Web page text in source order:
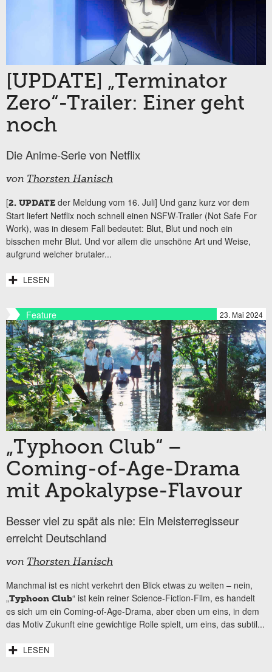
[UPDATE] „Terminator
Zero“-Trailer: Einer geht
noch
Die Anime-Serie von Netflix
von Thorsten Hanisch
[2. UPDATE der Meldung vom 16. Juli] Und ganz kurz vor dem
Start liefert Netflix noch schnell einen NSFW-Trailer (Not Safe For
Work), was in diesem Fall bedeutet: Blut, Blut und noch ein
bisschen mehr Blut. Und vor allem die unschöne Art und Weise,
aufgrund welcher brutaler...
LESEN
Feature 23. Mai 2024
„Typhoon Club“ –
Coming-of-Age-Drama
mit Apokalypse-Flavour
Besser viel zu spät als nie: Ein Meisterregisseur
erreicht Deutschland
von Thorsten Hanisch
Manchmal ist es nicht verkehrt den Blick etwas zu weiten – nein,
„Typhoon Club“ ist kein reiner Science-Fiction-Film, es handelt
es sich um ein Coming-of-Age-Drama, aber eben um eins, in dem
das Motiv Zukunft eine gewichtige Rolle spielt, um eins, das subtil...
LESEN